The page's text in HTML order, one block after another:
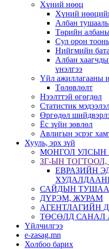
Хүний нөөц
Хүний
Албан
Төрийн
Сул орон
Нийгмийн
Албан
үнэлгээ
Үйл ажиллагааны
Төлөвлөлт
Нээлттэй өгөгдөл
Статистик
Өргөдөл
Ёс зүйн зөвлөл
Авлигын эсрэг
Хууль, эрх зүй
МОНГОЛ УЛСЫН
ЗГ-ЫН
ЕВРАЗИЙН
САЙДЫН
ДҮРЭМ, ЖУРАМ
АГЕНТЛАГИЙН
ТӨСӨЛД САНАЛ
Үйлчилгээ
e-zasag.mn
Холбоо барих